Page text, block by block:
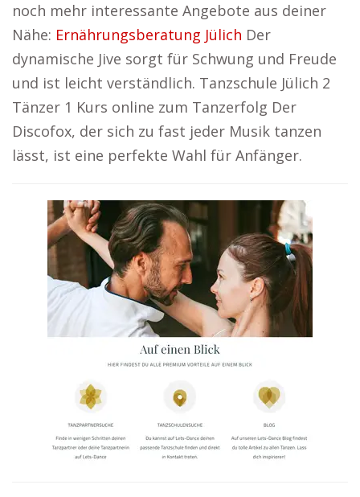
noch mehr interessante Angebote aus deiner
Nähe: Ernährungsberatung Jülich Der
dynamische Jive sorgt für Schwung und Freude
und ist leicht verständlich. Tanzschule Jülich 2
Tänzer 1 Kurs online zum Tanzerfolg Der
Discofox, der sich zu fast jeder Musik tanzen
lässt, ist eine perfekte Wahl für Anfänger.